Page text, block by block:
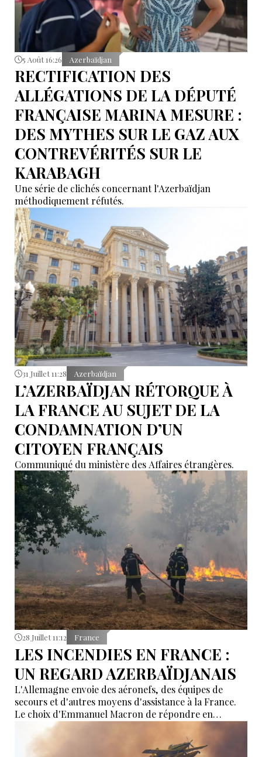
5 Août 16:26 Azerbaïdjan
RECTIFICATION DES
ALLÉGATIONS DE LA DÉPUTÉ
FRANÇAISE MARINA MESURE :
DES MYTHES SUR LE GAZ AUX
CONTREVÉRITÉS SUR LE
KARABAGH
Une série de clichés concernant l'Azerbaïdjan
méthodiquement réfutés.
31 Juillet 11:28 Azerbaïdjan
L’AZERBAÏDJAN RÉTORQUE À
LA FRANCE AU SUJET DE LA
CONDAMNATION D’UN
CITOYEN FRANÇAIS
Communiqué du ministère des Affaires étrangères.
28 Juillet 11:12 France
LES INCENDIES EN FRANCE :
UN REGARD AZERBAÏDJANAIS
L'Allemagne envoie des aéronefs, des équipes de
secours et d'autres moyens d'assistance à la France.
Le choix d'Emmanuel Macron de répondre en
allemand a eu une portée symbolique.